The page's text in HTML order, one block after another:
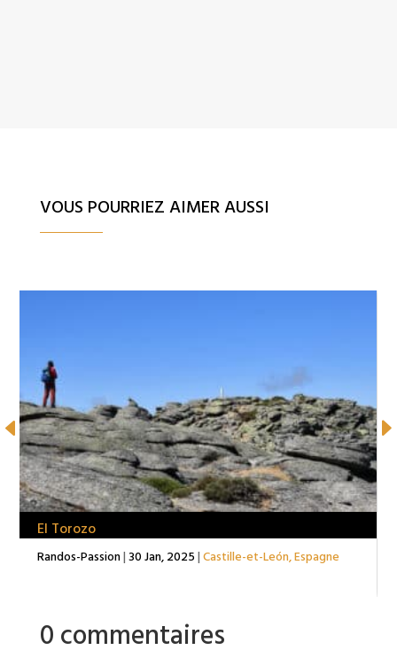
VOUS POURRIEZ AIMER AUSSI
El Torozo
Randos-Passion| 30 Jan, 2025 | Castille-et-León,Espagne
0 commentaires